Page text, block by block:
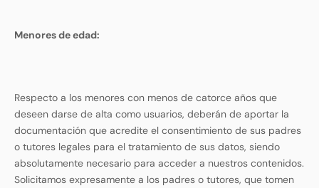
Menores de edad:
Respecto a los menores con menos de catorce años que
deseen darse de alta como usuarios, deberán de aportar la
documentación que acredite el consentimiento de sus padres
o tutores legales para el tratamiento de sus datos, siendo
absolutamente necesario para acceder a nuestros contenidos.
Solicitamos expresamente a los padres o tutores, que tomen